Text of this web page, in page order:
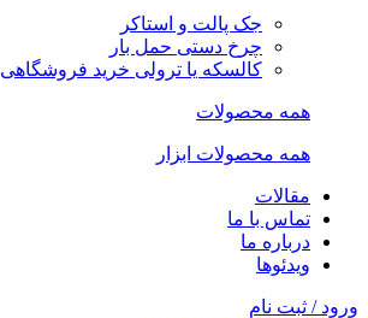
جک پالت و استاکر
چرخ دستی حمل بار
کالسکه یا ترولی خرید فروشگاهی
همه محصولات
همه محصولات ابزار
مقالات
تماس با ما
درباره ما
ویدئوها
ورود / ثبت نام